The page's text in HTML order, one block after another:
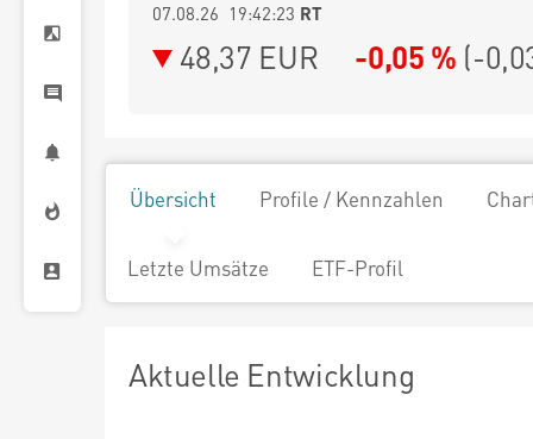
07.08.26 19:42:23 RT
48,37 EUR -0,05 % (-
Übersicht Profile / Kennzahlen
Letzte Umsätze ETF-Profil
Aktuelle Entwicklung